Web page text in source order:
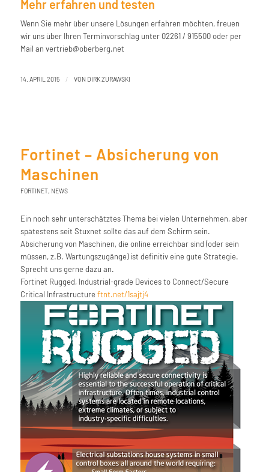
Mehr erfahren und testen
Wenn Sie mehr über unsere Lösungen erfahren möchten, freuen
wir uns über Ihren Terminvorschlag unter 02261 / 915500 oder per
Mail an vertrieb@oberberg.net
14. APRIL 2015 / VON DIRK ZURAWSKI
Fortinet – Absicherung von
Maschinen
FORTINET, NEWS
Ein noch sehr unterschätztes Thema bei vielen Unternehmen, aber
spätestens seit Stuxnet sollte das auf dem Schirm sein.
Absicherung von Maschinen, die online erreichbar sind (oder sein
müssen, z.B. Wartungszugänge) ist definitiv eine gute Strategie.
Sprecht uns gerne dazu an.
Fortinet Rugged, Industrial-grade Devices to Connect/Secure
Critical Infrastructure ftnt.net/1sajtj4